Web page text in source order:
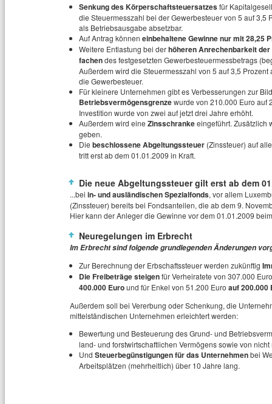
Senkung des Körperschaftsteuersatzesfür
die Steuermesszahl bei der Gewerbesteuer von 5 auf
als Betriebsausgabe absetzbar.
Auf Antrag können einbehaltene Gewinne nur mit 28,25
Weitere Entlastung bei derhöheren Anrechenbarkeit
fachendes festgesetzten Gewerbesteuermessbetrags
Außerdem wird die Steuermesszahl von 5 auf 3,5
die Gewerbesteuer.
Für kleinere Unternehmen gibt es Verbesserungen zur
Betriebsvermögensgrenzewurde von 210.000 Euro auf
Investition wurde von zwei auf jetzt drei Jahre erhöht.
Außerdem wird eine Zinsschrankeeingeführt. Zusätzlich
geben.
Die beschlossene Abgeltungssteuer (Zinssteuer) auf
tritt erst ab dem 01.01.2009 in Kraft.
Die neue Abgeltungssteuer gilt erst ab dem
...bei in- und ausländischen Spezialfonds, vor allem
(Zinssteuer) bereits bei Fondsanteilen, die ab dem 9.
Hier kann der Anleger die Gewinne vor dem 01.01.2009
Neuregelungen im Erbrecht
Im Erbrecht sind folgende grundlegenden Änderungen
Zur Berechnung der Erbschaftssteuer werden zukünftig
Die Freibeträge steigenfür Verheiratete von 307.000
400.000 Euround für Enkel von 51.200 Euro auf 200.000
Außerdem soll bei Vererbung oder Schenkung, die
mittelständischen Unternehmen erleichtert werden:
Bewertung und Besteuerung des Grund- und
land- und forstwirtschaftlichen Vermögens sowie von
Und Steuerbegünstigungen für das Unternehmenbei
Arbeitsplätzen (mehrheitlich) über 10 Jahre lang.